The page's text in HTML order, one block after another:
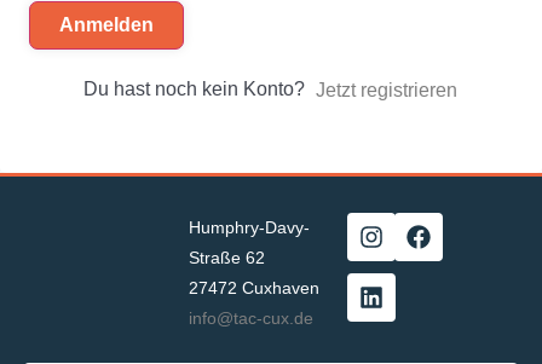
Anmelden
Du hast noch kein Konto? Jetzt registrieren
Humphry-Davy-
Straße 62
27472 Cuxhaven
info@tac-cux.de